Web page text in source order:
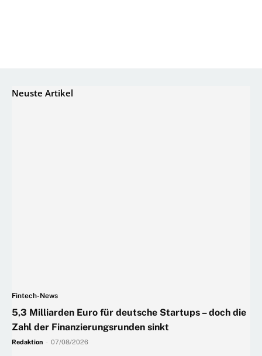
Neuste Artikel
Fintech-News
5,3 Milliarden Euro für deutsche Startups – doch die
Zahl der Finanzierungsrunden sinkt
Redaktion 07/08/2026